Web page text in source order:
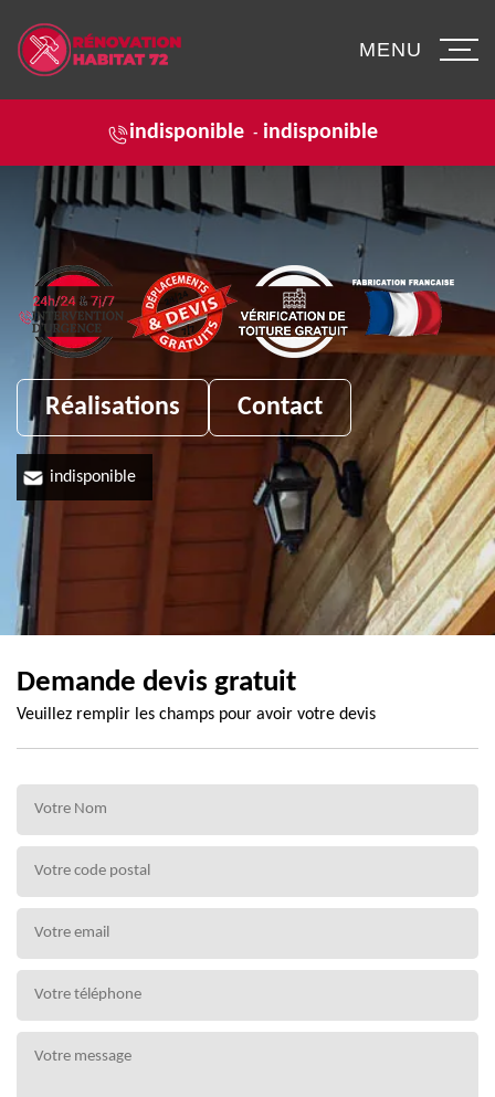
indisponible - indisponible
MENU
Réalisations Contact
indisponible
Demande devis gratuit
Veuillez remplir les champs pour avoir votre devis